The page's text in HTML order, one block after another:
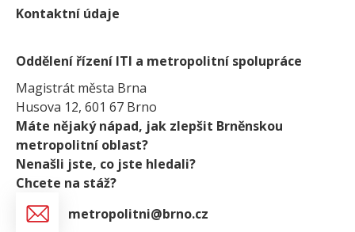
Kontaktní údaje
Oddělení řízení ITI a metropolitní spolupráce
Magistrát města Brna
Husova 12, 601 67 Brno
Máte nějaký nápad, jak zlepšit Brněnskou
metropolitní oblast?
Nenašli jste, co jste hledali?
Chcete na stáž?
metropolitni@brno.cz